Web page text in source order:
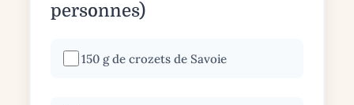
personnes)
150 g de crozets de Savoie